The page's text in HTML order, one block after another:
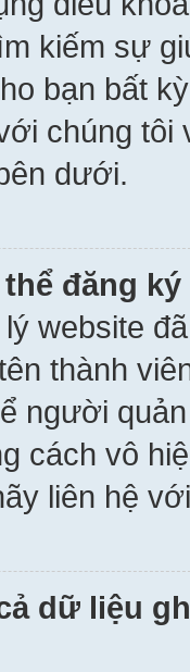
kiếm sự
bạn bất
chúng
dưới.
đăng
website
thành
người
cách vô
liên hệ
dữ liệu